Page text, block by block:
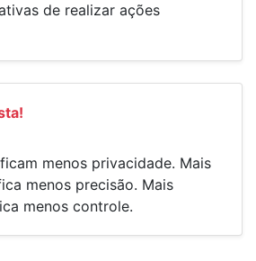
de realizar ações
menos privacidade. Mais
menos precisão. Mais
menos controle.